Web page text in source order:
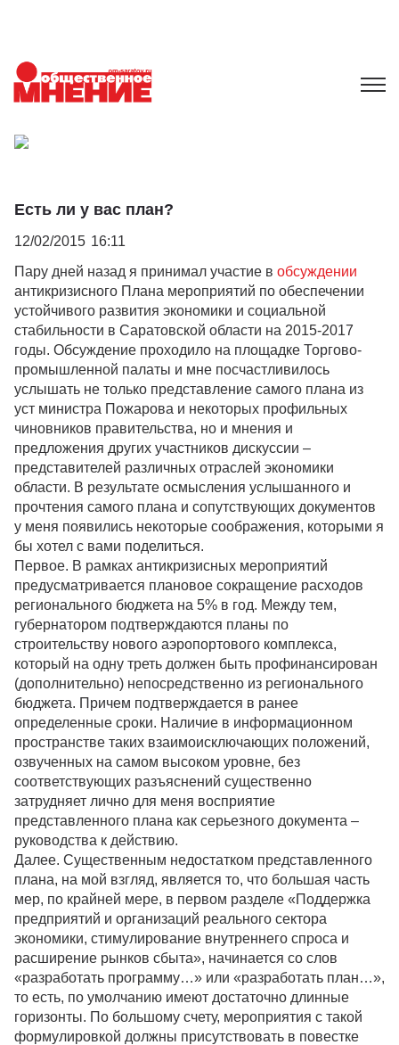
Есть ли у вас план?
12/02/2015 16:11
Пару дней назад я принимал участие в обсуждении
антикризисного Плана мероприятий по обеспечении
устойчивого развития экономики и социальной
стабильности в Саратовской области на 2015-2017
годы. Обсуждение проходило на площадке Торгово-
промышленной палаты и мне посчастливилось
услышать не только представление самого плана из
уст министра Пожарова и некоторых профильных
чиновников правительства, но и мнения и
предложения других участников дискуссии –
представителей различных отраслей экономики
области. В результате осмысления услышанного и
прочтения самого плана и сопутствующих документов
у меня появились некоторые соображения, которыми я
бы хотел с вами поделиться.
Первое. В рамках антикризисных мероприятий
предусматривается плановое сокращение расходов
регионального бюджета на 5% в год. Между тем,
губернатором подтверждаются планы по
строительству нового аэропортового комплекса,
который на одну треть должен быть профинансирован
(дополнительно) непосредственно из регионального
бюджета. Причем подтверждается в ранее
определенные сроки. Наличие в информационном
пространстве таких взаимоисключающих положений,
озвученных на самом высоком уровне, без
соответствующих разъяснений существенно
затрудняет лично для меня восприятие
представленного плана как серьезного документа –
руководства к действию.
Далее. Существенным недостатком представленного
плана, на мой взгляд, является то, что большая часть
мер, по крайней мере, в первом разделе «Поддержка
предприятий и организаций реального сектора
экономики, стимулирование внутреннего спроса и
расширение рынков сбыта», начинается со слов
«разработать программу…» или «разработать план…»,
то есть, по умолчанию имеют достаточно длинные
горизонты. По большому счету, мероприятия с такой
формулировкой должны присутствовать в повестке